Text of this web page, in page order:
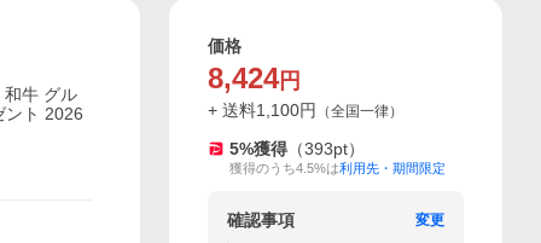
和牛 グル
ント 2026
価格
8,424円
+ 送料1,100円 （全国一律）
5%獲得 （393pt）
獲得のうち4.5%は利用先・期間限定
確認事項
変更